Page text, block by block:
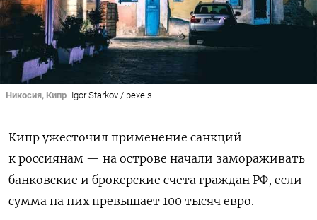
Никосия, Кипр Igor Starkov / pexels
Кипр ужесточил применение санкций
к россиянам — на острове начали замораживать
банковские и брокерские счета граждан РФ, если
сумма на них превышает 100 тысяч евро.